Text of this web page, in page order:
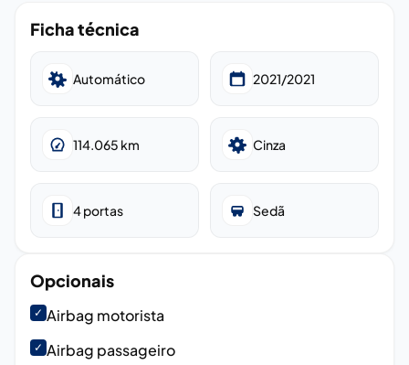
Ficha técnica
Automático 2021/2021
114.065 km Cinza
4portas Sedã
Opcionais
✓ Airbag motorista
✓ Airbag passageiro